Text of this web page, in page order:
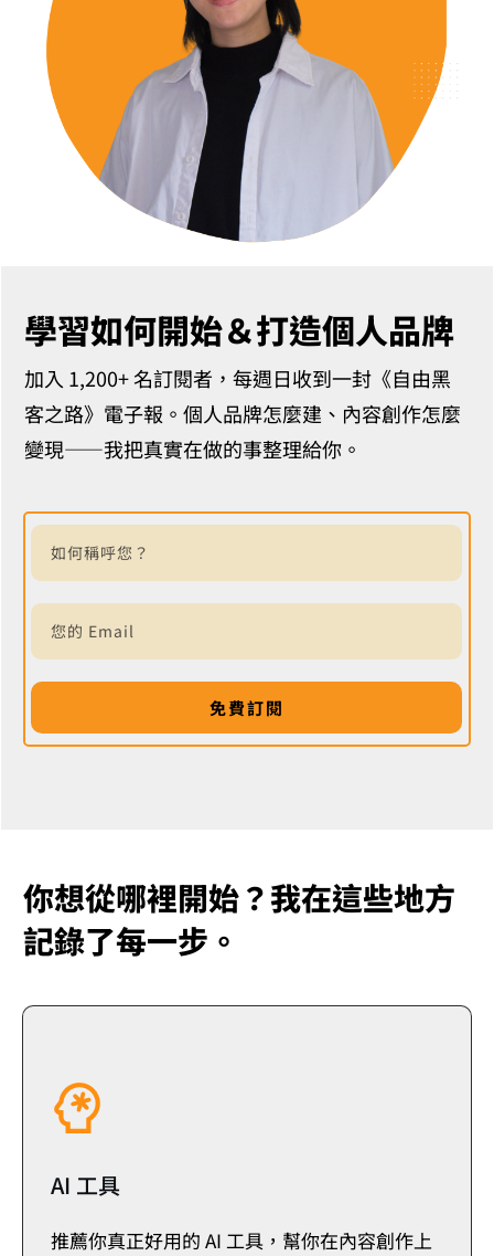
學習如何開始＆打造個人品牌
加入 1,200+ 名訂閱者，每週日收到一封《自由黑
客之路》電子報。個人品牌怎麼建、內容創作怎麼
變現——我把真實在做的事整理給你。
免費訂閱
你想從哪裡開始？我在這些地方
記錄了每一步。
AI 工具
推薦你真正好用的 AI 工具，幫你在內容創作上